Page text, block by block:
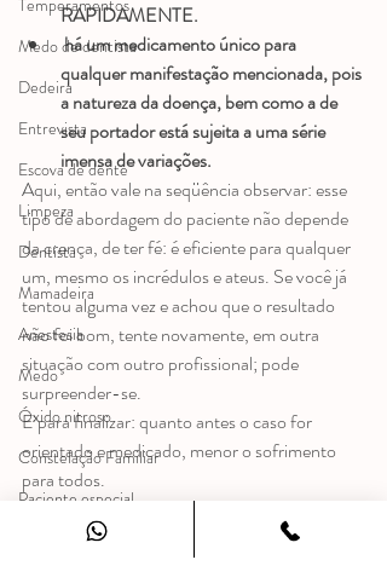
Temperamentos
Medo de dentista
Dedeira
Entrevista
Escova de dente
Limpeza
Dentista
Mamadeira
Anestesia
Medo
Óxido nitroso
Constelação Familiar
Paciente especial
RAPIDAMENTE.
há um medicamento único para
qualquer manifestação mencionada, pois
a natureza da doença, bem como a de
seu portador está sujeita a uma série
imensa de variações.
Aqui, então vale na seqüência observar: esse
tipo de abordagem do paciente não depende
da crença, de ter fé: é eficiente para qualquer
um, mesmo os incrédulos e ateus. Se você já
tentou alguma vez e achou que o resultado
não foi bom, tente novamente, em outra
situação com outro profissional; pode
surpreender-se.
E para finalizar: quanto antes o caso for
orientado e medicado, menor o sofrimento
para todos.
Boa sorte!!
Dra Carmem Silvia
ANTROPOSOFIA